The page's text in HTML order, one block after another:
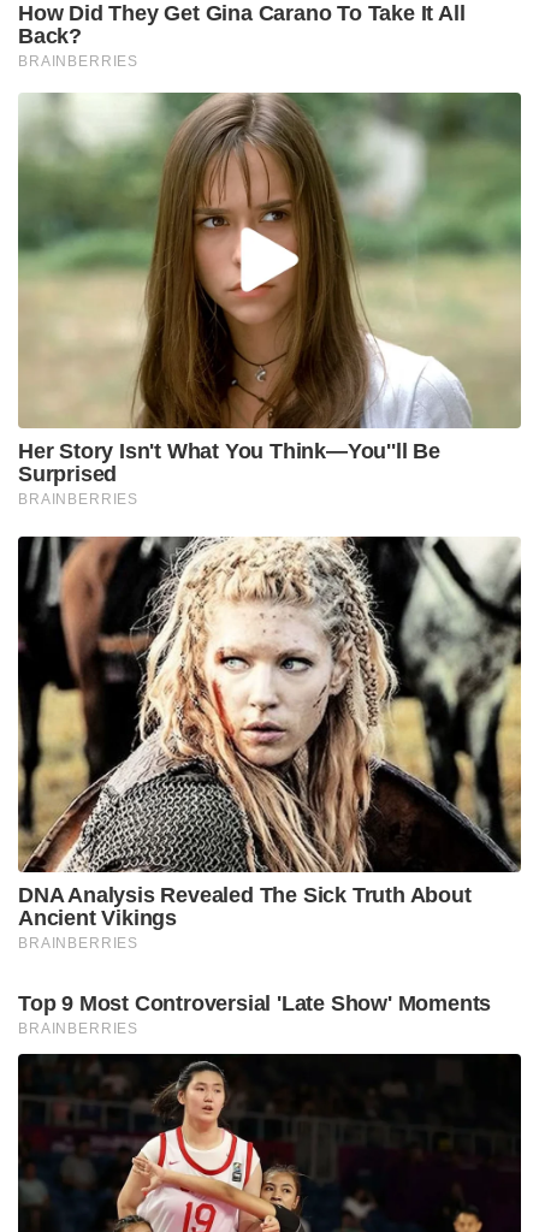
How Did They Get Gina Carano To Take It All
Back?
BRAINBERRIES
Her Story Isn't What You Think—You''ll Be
Surprised
BRAINBERRIES
DNA Analysis Revealed The Sick Truth About
Ancient Vikings
BRAINBERRIES
Top 9 Most Controversial 'Late Show' Moments
BRAINBERRIES